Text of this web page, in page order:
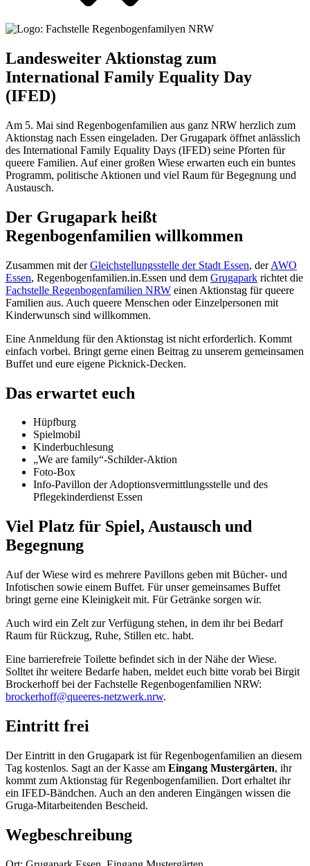
Landesweiter Aktionstag zum
International Family Equality Day
(IFED)
Am 5. Mai sind Regenbogenfamilien aus ganz NRW herzlich zum
Aktionstag nach Essen eingeladen. Der Grugapark öffnet anlässlich
des International Family Equality Days (IFED) seine Pforten für
queere Familien. Auf einer großen Wiese erwarten euch ein buntes
Programm, politische Aktionen und viel Raum für Begegnung und
Austausch.
Der Grugapark heißt
Regenbogenfamilien willkommen
Zusammen mit derGleichstellungsstelle der Stadt Essen, derAWO
Essen, Regenbogenfamilien.in.Essen und dem Grugapark richtet die
Fachstelle Regenbogenfamilien NRW einen Aktionstag für queere
Familien aus. Auch queere Menschen oder Einzelpersonen mit
Kinderwunsch sind willkommen.
Eine Anmeldung für den Aktionstag ist nicht erforderlich. Kommt
einfach vorbei. Bringt gerne einen Beitrag zu unserem gemeinsamen
Buffet und eure eigene Picknick-Decken.
Das erwartet euch
Hüpfburg
Spielmobil
Kinderbuchlesung
„We are family“-Schilder-Aktion
Foto-Box
Info-Pavillon der Adoptionsvermittlungsstelle und des
Pflegekinderdienst Essen
Viel Platz für Spiel, Austausch und
Begegnung
Auf der Wiese wird es mehrere Pavillons geben mit Bücher- und
Infotischen sowie einem Buffet. Für unser gemeinsames Buffet
bringt gerne eine Kleinigkeit mit. Für Getränke sorgen wir.
Auch wird ein Zelt zur Verfügung stehen, in dem ihr bei Bedarf
Raum für Rückzug, Ruhe, Stillen etc. habt.
Eine barrierefreie Toilette befindet sich in der Nähe der Wiese.
Solltet ihr weitere Bedarfe haben, meldet euch bitte vorab bei Birgit
Brockerhoff bei der Fachstelle Regenbogenfamilien NRW:
brockerhoff@queeres-netzwerk.nrw.
Eintritt frei
Der Eintritt in den Grugapark ist für Regenbogenfamilien an diesem
Tag kostenlos. Sagt an der Kasse am Eingang Mustergärten, ihr
kommt zum Aktionstag für Regenbogenfamilien. Dort erhaltet ihr
ein IFED-Bändchen. Auch an den anderen Eingängen wissen die
Gruga-Mitarbeitenden Bescheid.
Wegbeschreibung